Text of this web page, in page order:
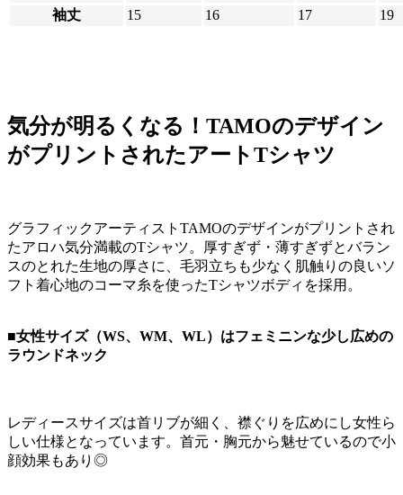
袖丈
15 16 17 19
気分が明るくなる！TAMOのデザイン
がプリントされたアートTシャツ
グラフィックアーティストTAMOのデザインがプリントされ
たアロハ気分満載のTシャツ。厚すぎず・薄すぎずとバラン
スのとれた生地の厚さに、毛羽立ちも少なく肌触りの良いソ
フト着心地のコーマ糸を使ったTシャツボディを採用。
■女性サイズ（WS、WM、WL）はフェミニンな少し広めの
ラウンドネック
レディースサイズは首リブが細く、襟ぐりを広めにし女性ら
しい仕様となっています。首元・胸元から魅せているので小
顔効果もあり◎